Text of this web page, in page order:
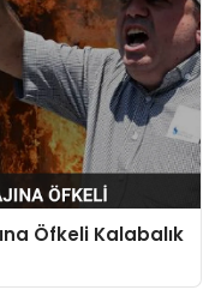
Öfkeli Kalabalık